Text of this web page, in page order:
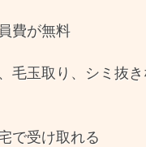
費が無料
毛玉取り、シミ抜
で受け取れる